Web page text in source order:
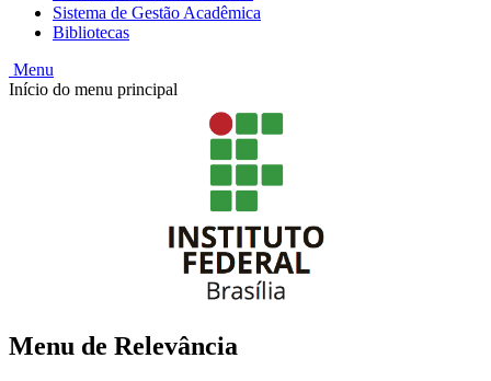
Sistema de Gestão Acadêmica
Bibliotecas
Menu
Início do menu principal
Menu de Relevância